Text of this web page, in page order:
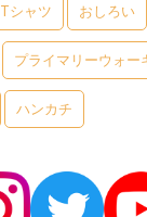
Tシャツ おしろい
プライマリーウォー
ハンカチ